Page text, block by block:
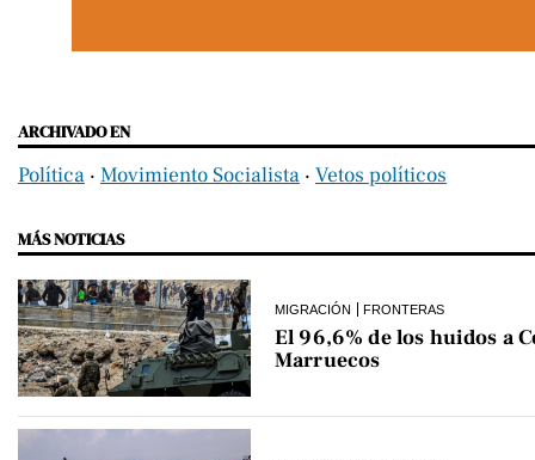
ARCHIVADO EN
Política ‧ Movimiento Socialista ‧ Vetos políticos
MÁS NOTICIAS
MIGRACIÓN FRONTERAS
El 96,6% de los huidos a
Marruecos